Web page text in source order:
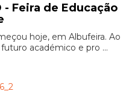
- Feira de Educação
hoje, em Albufeira. Ao
académico e pro ...